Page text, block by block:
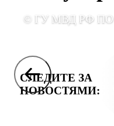
© ГУ МВД РФ
СЛЕДИТЕ ЗА
НОВОСТЯМИ: